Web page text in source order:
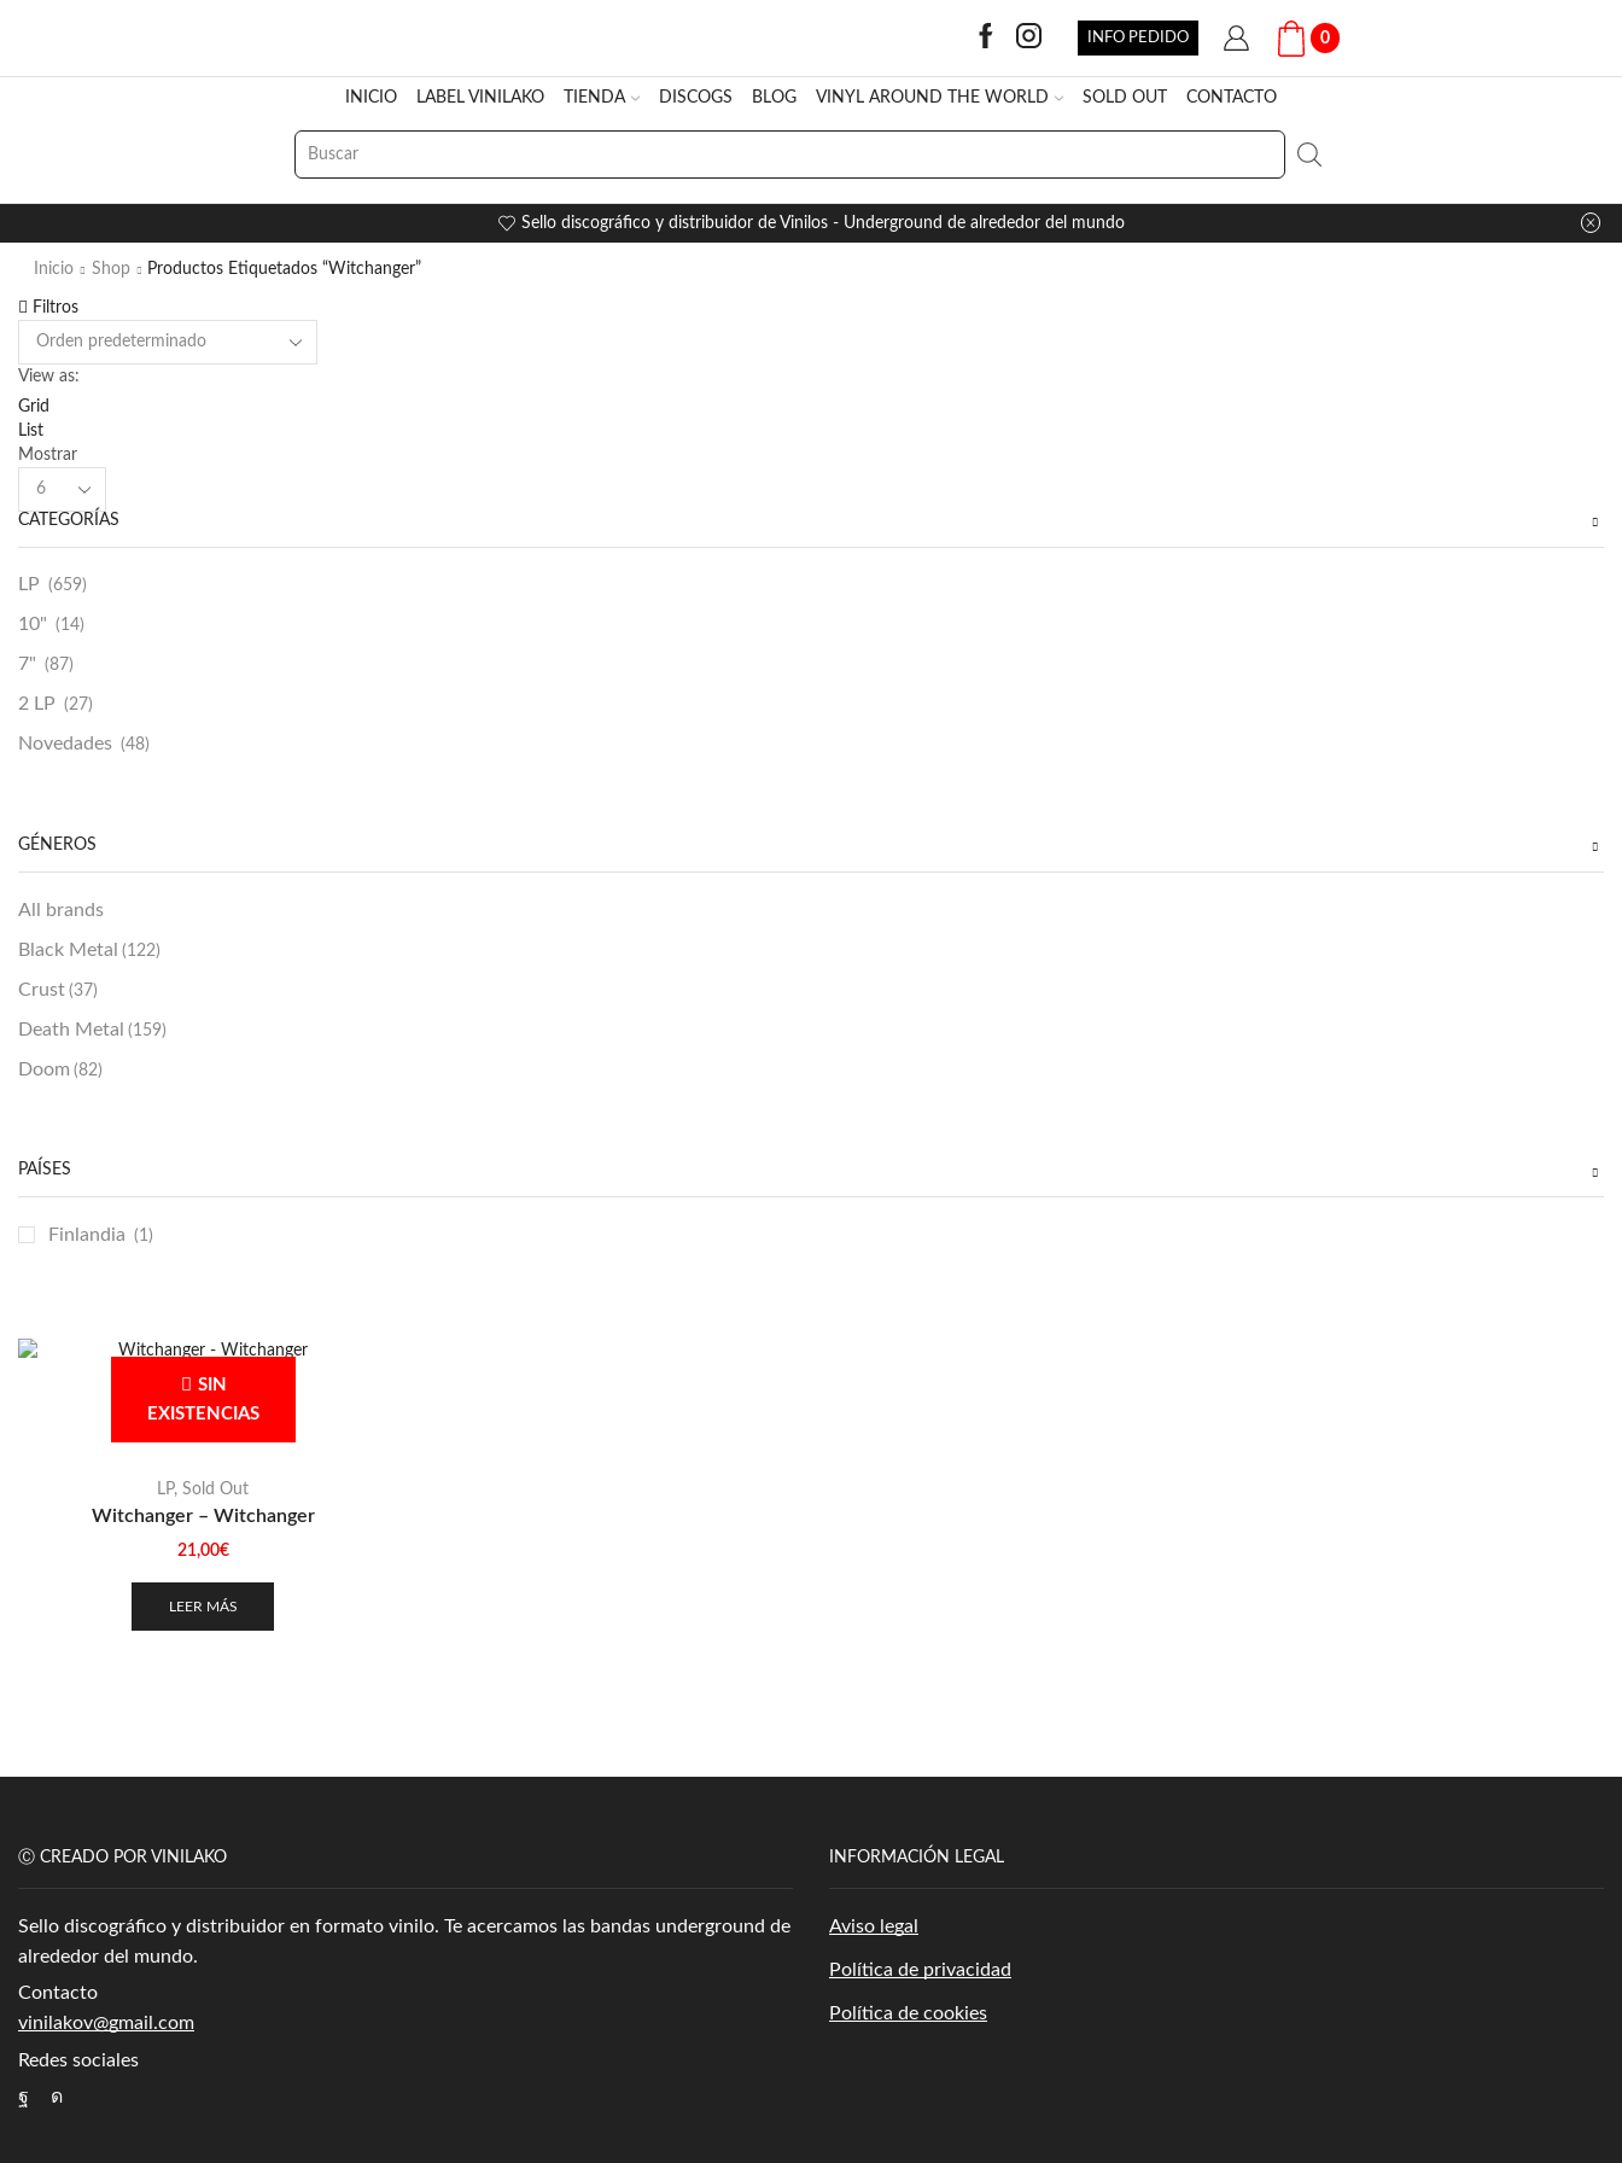
INFO PEDIDO 0
INICIO LABEL VINILAKO TIENDA DISCOGS BLOG VINYL AROUND THE WORLD SOLD OUT CONTACTO
SEARCH
INPUT
Sello discográfico y distribuidor de Vinilos - Underground de alrededor del mundo
Inicio Shop Productos Etiquetados “Witchanger”
Filtros
View as:
Grid
List
Mostrar
Products
page
CATEGORÍAS
LP (659)
10" (14)
7" (87)
2 LP (27)
Novedades (48)
GÉNEROS
All brands
Black Metal (122)
Crust (37)
Death Metal (159)
Doom (82)
Hardcore (153)
Prog
Thrash Metal (108)
PAÍSES
Finlandia (1)
SIN
EXISTENCIAS
LP, Sold Out
Witchanger – Witchanger
21,00€
LEER MÁS
Ⓒ CREADO POR VINILAKO
Sello discográfico y distribuidor en formato vinilo. Te acercamos las bandas underground de
alrededor del mundo.
Contacto
vinilakov@gmail.com
Redes sociales
Facebook
Instagram
INFORMACIÓN LEGAL
Aviso legal
Política de privacidad
Política de cookies